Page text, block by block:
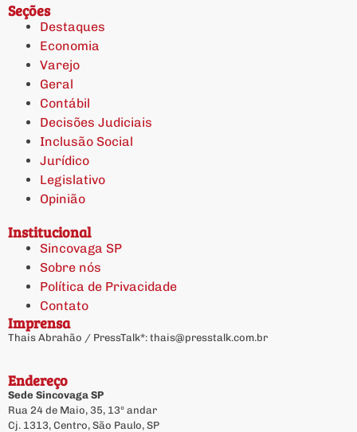
Seções
Destaques
Economia
Varejo
Geral
Contábil
Decisões Judiciais
Inclusão Social
Jurídico
Legislativo
Opinião
Institucional
Sincovaga SP
Sobre nós
Política de Privacidade
Contato
Imprensa
Thais Abrahão / PressTalk*: thais@presstalk.com.br
Endereço
Sede Sincovaga SP
Rua 24 de Maio, 35, 13º andar
Cj. 1313, Centro, São Paulo, SP